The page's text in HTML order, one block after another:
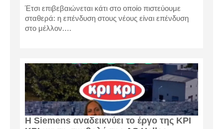
Έτσι επιβεβαιώνεται κάτι στο οποίο πιστεύουμε
σταθερά: η επένδυση στους νέους είναι επένδυση
στο μέλλον.…
Η Siemens αναδεικνύει το έργο της KΡI